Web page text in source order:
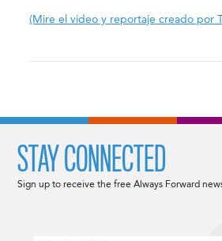
(Mire el video y reportaje creado por
STAY CONNECTED
Sign up to receive the free Always Forward